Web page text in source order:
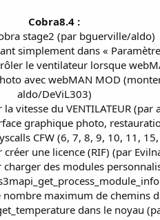
Cobra8.4 :
stage2 (par bguerville/aldo)
simplement dans «
le ventilateur lorsque
avec webMAN MOD
aldo/DeViL303)
vitesse du VENTILATEUR (par
graphique photo,
CFW (6, 7, 8, 9, 10, 11,
une licence (RIF) (par
des modules
maximum de chemins
dans le noyau